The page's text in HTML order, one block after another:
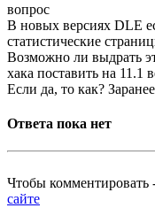
вопрос
В новых версиях DLE
статистические
Возможно ли выдрать
хака поставить на 11.1
Если да, то как?
Ответа пока нет
Чтобы комментировать
сайте